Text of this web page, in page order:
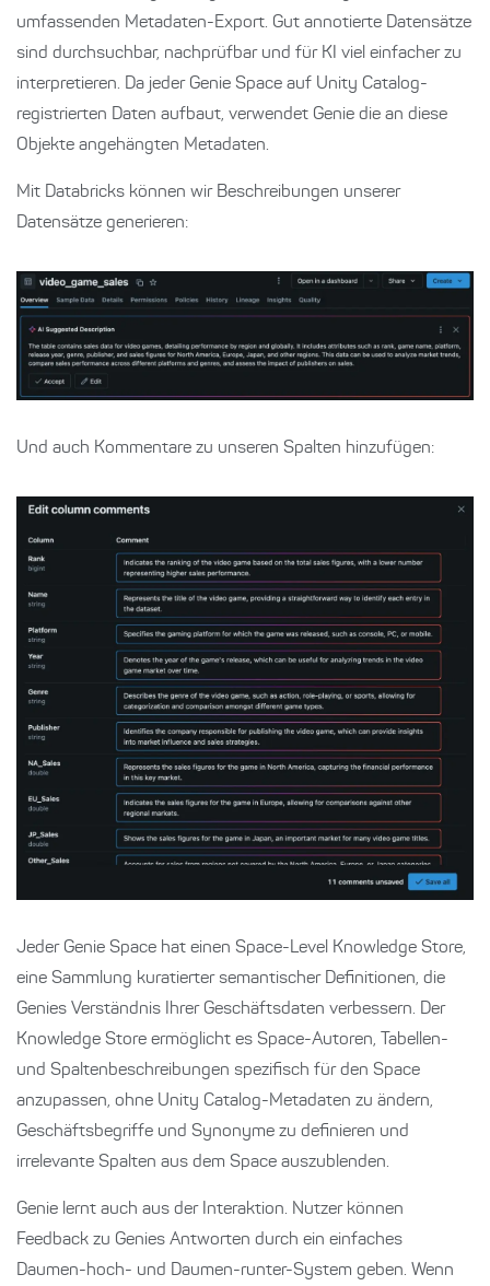
umfassenden Metadaten-Export. Gut annotierte Datensätze
sind durchsuchbar, nachprüfbar und für KI viel einfacher zu
interpretieren. Da jeder Genie Space auf Unity Catalog-
registrierten Daten aufbaut, verwendet Genie die an diese
Objekte angehängten Metadaten.
Mit Databricks können wir Beschreibungen unserer
Datensätze generieren:
Und auch Kommentare zu unseren Spalten hinzufügen:
Jeder Genie Space hat einen Space-Level Knowledge Store,
eine Sammlung kuratierter semantischer Definitionen, die
Genies Verständnis Ihrer Geschäftsdaten verbessern. Der
Knowledge Store ermöglicht es Space-Autoren, Tabellen-
und Spaltenbeschreibungen spezifisch für den Space
anzupassen, ohne Unity Catalog-Metadaten zu ändern,
Geschäftsbegriffe und Synonyme zu definieren und
irrelevante Spalten aus dem Space auszublenden.
Genie lernt auch aus der Interaktion. Nutzer können
Feedback zu Genies Antworten durch ein einfaches
Daumen-hoch- und Daumen-runter-System geben. Wenn